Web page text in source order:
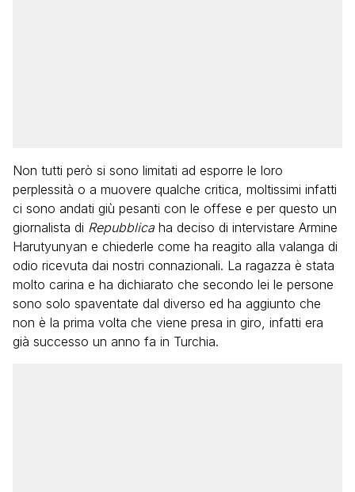
Non tutti però si sono limitati ad esporre le loro
perplessità o a muovere qualche critica, moltissimi infatti
ci sono andati giù pesanti con le offese e per questo un
giornalista di Repubblica ha deciso di intervistare Armine
Harutyunyan e chiederle come ha reagito alla valanga di
odio ricevuta dai nostri connazionali. La ragazza è stata
molto carina e ha dichiarato che secondo lei le persone
sono solo spaventate dal diverso ed ha aggiunto che
non è la prima volta che viene presa in giro, infatti era
già successo un anno fa in Turchia.